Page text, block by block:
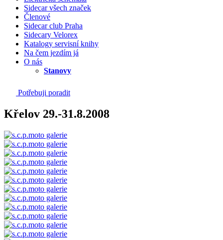
Sidecar všech značek
Členové
Sidecar club Praha
Sidecary Velorex
Katalogy servisní knihy
Na čem jezdím já
O nás
Stanovy
Potřebuji poradit
Křelov 29.-31.8.2008